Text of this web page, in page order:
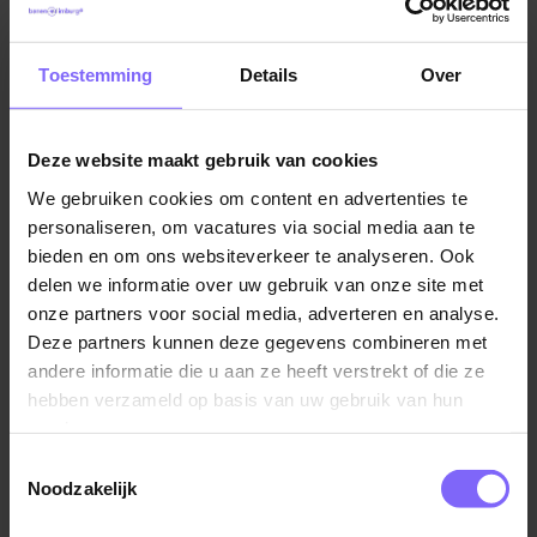
Toestemming Details Over
Deze website maakt gebruik van cookies
We gebruiken cookies om content en advertenties te
personaliseren, om vacatures via social media aan te
bieden en om ons websiteverkeer te analyseren. Ook
delen we informatie over uw gebruik van onze site met
onze partners voor social media, adverteren en analyse.
Deze partners kunnen deze gegevens combineren met
andere informatie die u aan ze heeft verstrekt of die ze
hebben verzameld op basis van uw gebruik van hun
Noodzakelijk
bevindingen worden gedaan en uiteraard zorgen we
met het team voor een succesvolle maandafsluiting.
Controleren, boeken en opvolgen van facturen (en
creditnota’s) met een gemiddelde tot hoge
complexiteit
Oplossen van problemen met betrekking tot
facturen
Inwerken van nieuwe teamleden
Proactief rapporteren aan de AP Teamlead over
resultaten
ingrijpen
Proactief rapporteren aan stakeholders over AP-